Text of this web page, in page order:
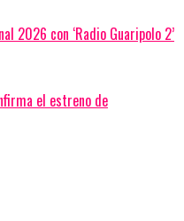
2026 con ‘Radio Guaripolo 2’
el estreno de